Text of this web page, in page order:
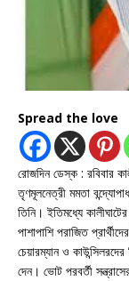
Spread the love
রোজদিন ডেস্ক : রবিবার
তৃণমূলনেত্রী মমতা
তিনি। ইতিমধ্যে
পাশাপাশি পরাজিত
চেয়ারম্যান ও
দেন। ভোট পরবর্তী